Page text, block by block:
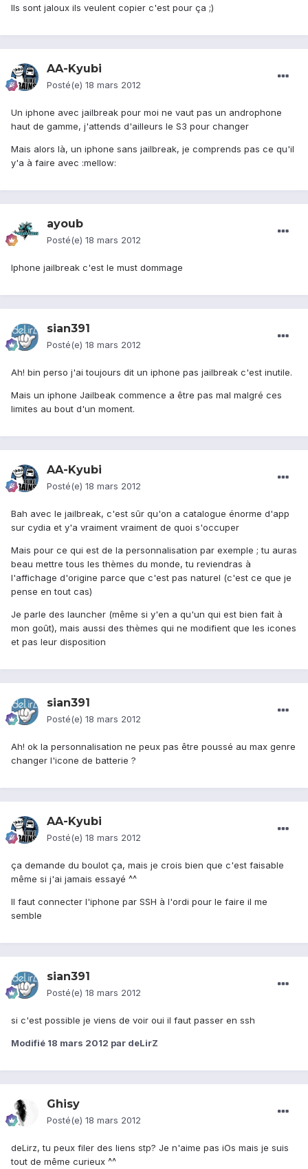
Ils sont jaloux ils veulent copier c'est pour ça ;)
AA-Kyubi
Posté(e) 18 mars 2012
Un iphone avec jailbreak pour moi ne vaut pas un androphone
haut de gamme, j'attends d'ailleurs le S3 pour changer
Mais alors là, un iphone sans jailbreak, je comprends pas ce qu'il
y'a à faire avec :mellow:
ayoub
Posté(e) 18 mars 2012
Iphone jailbreak c'est le must dommage
sian391
Posté(e) 18 mars 2012
Ah! bin perso j'ai toujours dit un iphone pas jailbreak c'est inutile.
Mais un iphone Jailbeak commence a être pas mal malgré ces
limites au bout d'un moment.
AA-Kyubi
Posté(e) 18 mars 2012
Bah avec le jailbreak, c'est sûr qu'on a catalogue énorme d'app
sur cydia et y'a vraiment vraiment de quoi s'occuper
Mais pour ce qui est de la personnalisation par exemple ; tu auras
beau mettre tous les thèmes du monde, tu reviendras à
l'affichage d'origine parce que c'est pas naturel (c'est ce que je
pense en tout cas)
Je parle des launcher (même si y'en a qu'un qui est bien fait à
mon goût), mais aussi des thèmes qui ne modifient que les icones
et pas leur disposition
sian391
Posté(e) 18 mars 2012
Ah! ok la personnalisation ne peux pas être poussé au max genre
changer l'icone de batterie ?
AA-Kyubi
Posté(e) 18 mars 2012
ça demande du boulot ça, mais je crois bien que c'est faisable
même si j'ai jamais essayé ^^
Il faut connecter l'iphone par SSH à l'ordi pour le faire il me
semble
sian391
Posté(e) 18 mars 2012
si c'est possible je viens de voir oui il faut passer en ssh
Modifié 18 mars 2012 par deLirZ
Ghisy
Posté(e) 18 mars 2012
deLirz, tu peux filer des liens stp? Je n'aime pas iOs mais je suis
tout de même curieux ^^